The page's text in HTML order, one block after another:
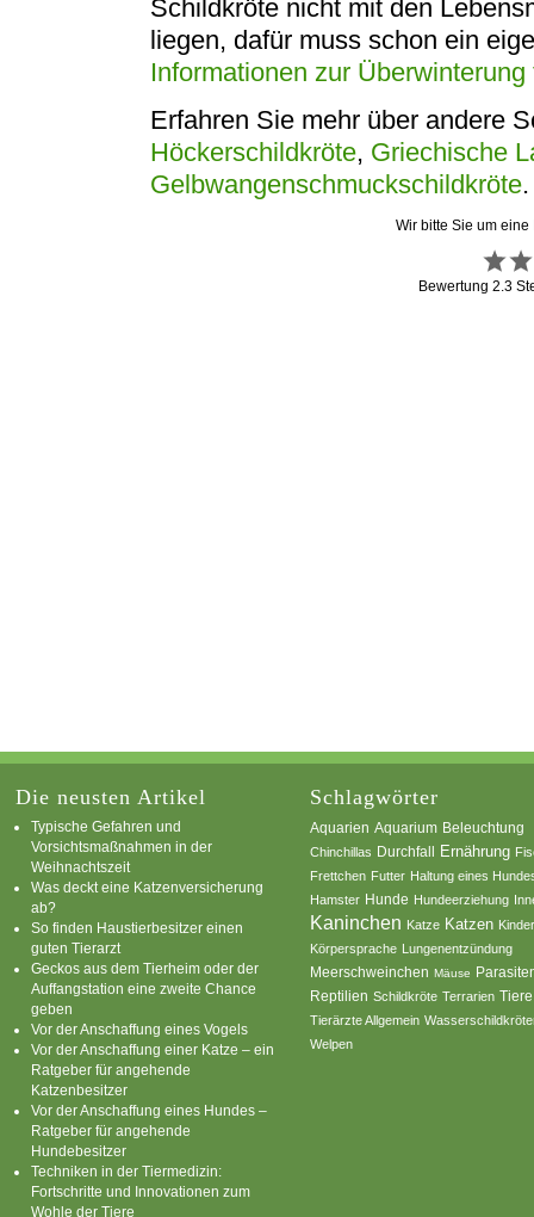
Schildkröte nicht mit den
liegen, dafür muss schon ein
Informationen zur
Erfahren Sie mehr über andere
Höckerschildkröte, Griechische
Gelbwangenschmuckschildkröte.
Wir bitte Sie um
Bewertung2.3
Die neusten Artikel
Typische Gefahren und
Vorsichtsmaßnahmen in der
Weihnachtszeit
Was deckt eine Katzenversicherung
ab?
So finden Haustierbesitzer einen
guten Tierarzt
Geckos aus dem Tierheim oder der
Auffangstation eine zweite Chance
geben
Vor der Anschaffung eines Vogels
Vor der Anschaffung einer Katze – ein
Ratgeber für angehende
Katzenbesitzer
Vor der Anschaffung eines Hundes –
Ratgeber für angehende
Hundebesitzer
Techniken in der Tiermedizin:
Fortschritte und Innovationen zum
Wohle der Tiere
Schlagwörter
Aquarien Aquarium Beleuchtung
Chinchillas Durchfall Ernährung
Frettchen Futter Haltung eines
Hamster Hunde Hundeerziehung
Kaninchen Katze Katzen
Körpersprache
Lungenentzündung
Meerschweinchen Mäuse
Reptilien Schildkröte Terrarien Tiere
Tierärzte Allgemein
Welpen